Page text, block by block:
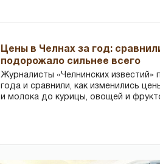
Цены в Челнах за год:
подорожало сильнее всего
Журналисты «Челнинских известий»
года и сравнили, как изменились
и молока до курицы, овощей и